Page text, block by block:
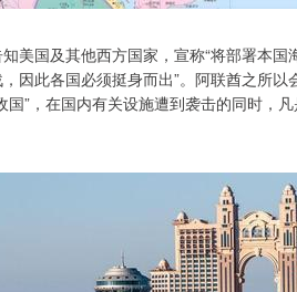
美国及其他西方国家，宣称“将部署本
因此各国必须挺身而出”。阿联酋之所
国”，在国内有关设施遭到袭击的同时，